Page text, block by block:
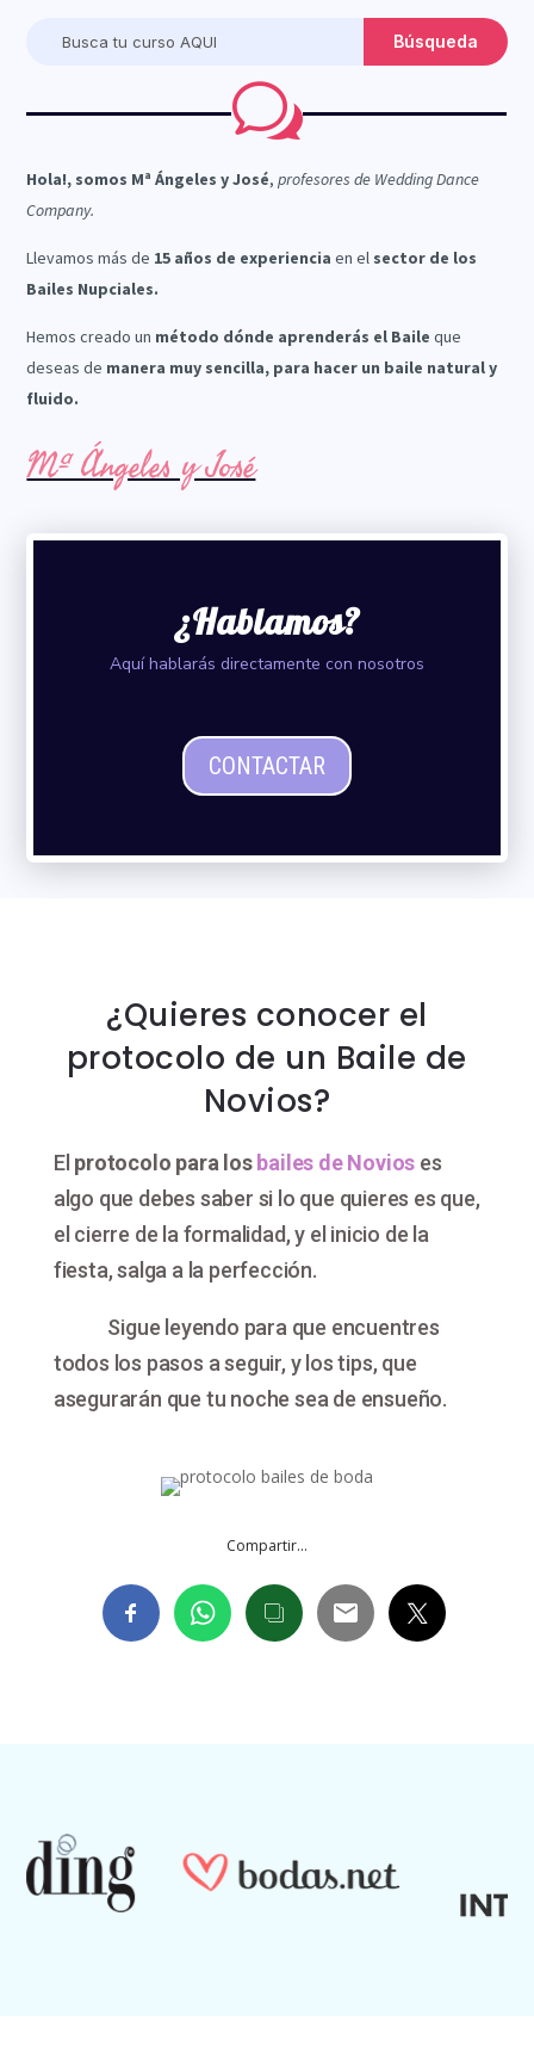
w
Hola!, somos Mª Ángeles y José,profesores de Wedding Dance
Company.
Llevamos más de 15 años de experiencia en el sector de los
Bailes Nupciales.
Hemos creado un método dónde aprenderás el Baile que
deseas de manera muy sencilla, para hacer un baile natural y
fluido.
Mª Ángeles y José
¿Hablamos?
Aquí hablarás directamente con nosotros
CONTACTAR
¿Quieres conocer el
protocolo de un Baile de
Novios?
El protocolo para losbailes de Novios es
algo que debes saber si lo que quieres es que,
el cierre de la formalidad, y el inicio de la
fiesta, salga a la perfección.
Sigue leyendo para que encuentres
todos los pasos a seguir, y los tips, que
asegurarán que tu noche sea de ensueño.
Compartir...